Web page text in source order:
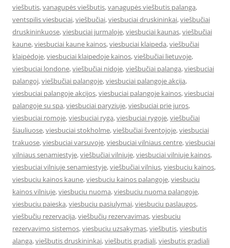
viešbutis,vanagupės viešbutis,vanagupės viešbutis palanga,
ventspilis viesbuciai,viešbučiai,viesbuciai druskininkai,viešbučiai
druskininkuose,viesbuciai jurmaloje,viesbuciai kaunas,viešbučiai
kaune,viesbuciai kaune kainos,viesbuciai klaipeda,viešbučiai
klaipėdoje,viesbuciai klaipedoje kainos,viešbučiai lietuvoje,
viesbuciai londone,viešbučiai nidoje,viešbučiai palanga,viesbuciai
palangoj,viešbučiai palangoje,viesbuciai palangoje akcija,
viesbuciai palangoje akcijos,viesbuciai palangoje kainos,viesbuciai
palangoje su spa,viesbuciai paryziuje,viesbuciai prie juros,
viesbuciai romoje,viesbuciai ryga,viesbuciai rygoje,viešbučiai
šiauliuose,viesbuciai stokholme,viešbučiai šventojoje,viesbuciai
trakuose,viesbuciai varsuvoje,viesbuciai vilniaus centre,viesbuciai
vilniaus senamiestyje,viešbučiai vilniuje,viesbuciai vilniuje kainos,
viesbuciai vilniuje senamiestyje,viešbučiai vilnius,viesbuciu kainos,
viesbuciu kainos kaune,viesbuciu kainos palangoje,viesbuciu
kainos vilniuje,viesbuciu nuoma,viesbuciu nuoma palangoje,
viesbuciu paieska,viesbuciu pasiulymai,viesbuciu paslaugos,
viešbučių rezervacija,viešbučių rezervavimas,viesbuciu
rezervavimo sistemos,viesbuciu uzsakymas,viešbutis,viesbutis
alanga,viešbutis druskininkai,viešbutis gradiali,viesbutis gradiali